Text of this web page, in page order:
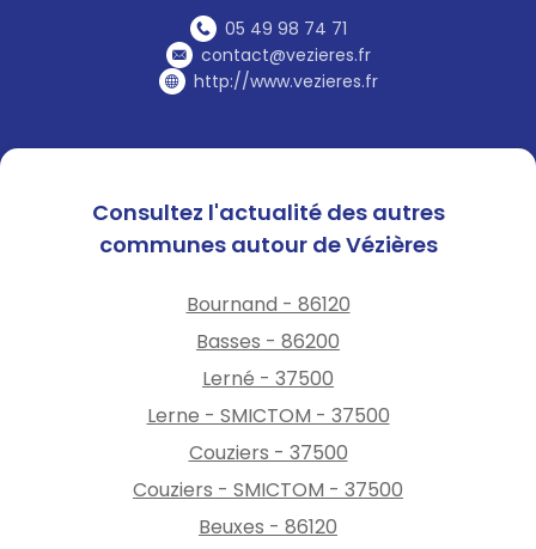
05 49 98 74 71
contact@vezieres.fr
http://www.vezieres.fr
Consultez l'actualité des autres
communes autour de Vézières
Bournand - 86120
Basses - 86200
Lerné - 37500
Lerne - SMICTOM - 37500
Couziers - 37500
Couziers - SMICTOM - 37500
Beuxes - 86120